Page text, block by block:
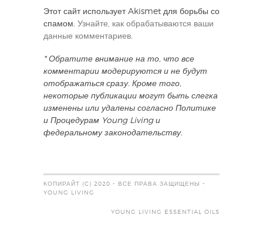
Этот сайт использует Akismet для борьбы со
спамом. Узнайте, как обрабатываются ваши
данные комментариев
* Обратите внимание на то, что все
комментарии модерируются и не будут
отображаться сразу. Кроме того,
некоторые публикации могут быть слегка
изменены или удалены согласно Политике
и Процедурам Young Living и
федеральному законодательству.
КОПИРАЙТ (C) 2020 - ВСЕ ПРАВА ЗАЩИЩЕНЫ -
YOUNG LIVING
YOUNG LIVING ESSENTIAL OILS